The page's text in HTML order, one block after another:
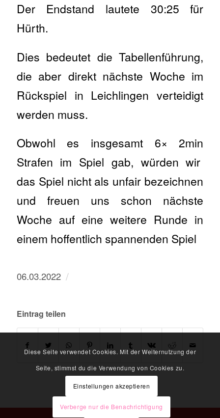
Der Endstand lautete 30:25 für
Hürth.
Dies bedeutet die Tabellenführung,
die aber direkt nächste Woche im
Rückspiel in Leichlingen verteidigt
werden muss.
Obwohl es insgesamt 6× 2min
Strafen im Spiel gab, würden wir
das Spiel nicht als unfair bezeichnen
und freuen uns schon nächste
Woche auf eine weitere Runde in
einem hoffentlich spannenden Spiel
06.03.2022 /
Eintrag teilen
Diese Seite verwendet Cookies. Mit der Weiternutzung der
Seite, stimmst du die Verwendung von Cookies zu.
Einstellungen akzeptieren
Verberge nur die Benachrichtigung